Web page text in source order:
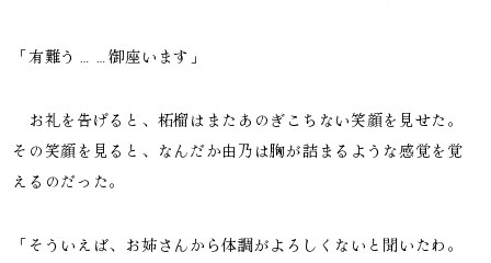
「有難う……御座います」
お礼を告げると、柘榴はまたあのぎこちない笑顔を見せた。
その笑顔を見ると、なんだか由乃は胸が詰まるような感覚を覚
えるのだった。
「そういえば、お姉さんから体調がよろしくないと聞いたわ。